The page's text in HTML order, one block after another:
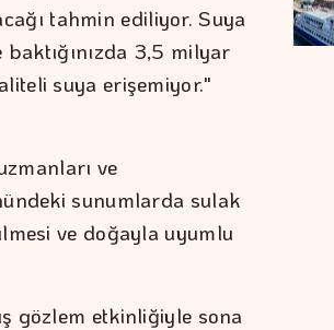
tahmin ediliyor. Suya
3,5 milyar
suya erişemiyor."
ve
sunumlarda sulak
ve doğayla uyumlu
gözlem etkinliğiyle sona